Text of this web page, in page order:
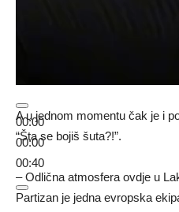
00:00
00:00
00:40
A u jednom momentu čak je i
“Šta se bojiš šuta?!”.
– Odlična atmosfera ovdje u
Partizan je jedna evropska